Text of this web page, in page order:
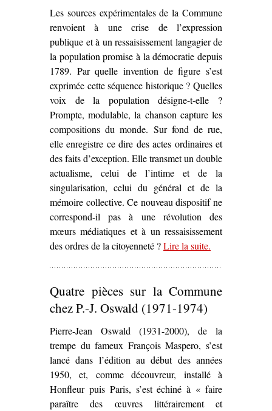
Les sources expérimentales de la Commune
renvoient à une crise de l’expression
publique et à un ressaisissement langagier de
la population promise à la démocratie depuis
1789. Par quelle invention de figure s’est
exprimée cette séquence historique ? Quelles
voix de la population désigne-t-elle ?
Prompte, modulable, la chanson capture les
compositions du monde. Sur fond de rue,
elle enregistre ce dire des actes ordinaires et
des faits d’exception. Elle transmet un double
actualisme, celui de l’intime et de la
singularisation, celui du général et de la
mémoire collective. Ce nouveau dispositif ne
correspond-il pas à une révolution des
mœurs médiatiques et à un ressaisissement
des ordres de la citoyenneté ?Lire la suite– ‘Scènes de la
La Chanson au
.
Quatre pièces sur la Commune
chez P.-J. Oswald (1971-1974)
Pierre-Jean Oswald (1931-2000), de la
trempe du fameux François Maspero, s’est
lancé dans l’édition au début des années
1950, et, comme découvreur, installé à
Honfleur puis Paris, s’est échiné à « faire
paraître des œuvres littérairement et